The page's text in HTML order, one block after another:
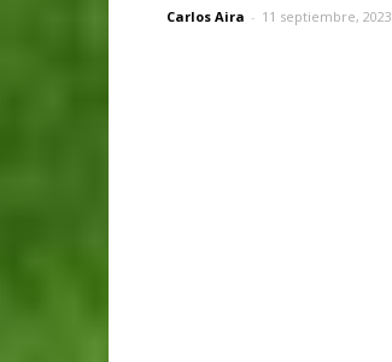
Carlos Aira - 11 septiembre, 2023